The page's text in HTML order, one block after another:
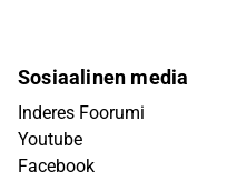
Sosiaalinen media
Inderes Foorumi
Youtube
Facebook